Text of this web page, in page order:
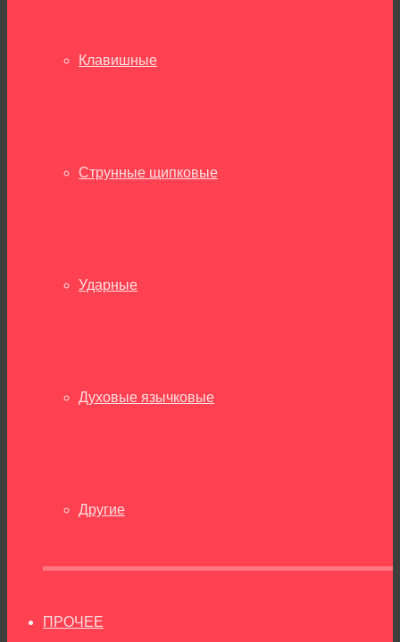
Клавишные
Струнные щипковые
Ударные
Духовые язычковые
Другие
ПРОЧЕЕ